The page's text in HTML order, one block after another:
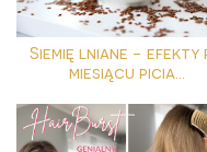
Siemię lniane - efekty
miesiącu picia...